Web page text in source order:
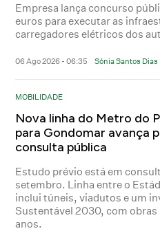
Empresa lança concurso
euros para executar as
carregadores elétricos dos
06 Ago 2026 - 06:35 Sónia Santos Dias
MOBILIDADE
Nova linha do Metro do
para Gondomar avança
consulta pública
Estudo prévio está em
setembro. Linha entre o
inclui túneis, viadutos e um
Sustentável 2030, com
anos.